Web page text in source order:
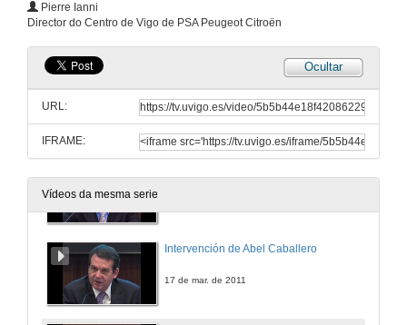
Pierre Ianni
Director do Centro de Vigo de PSA Peugeot Citroën
Ocultar
URL:
IFRAME:
Vídeos da mesma serie
17 de mar. de 2011
Intervención de Abel Caballero
17 de mar. de 2011